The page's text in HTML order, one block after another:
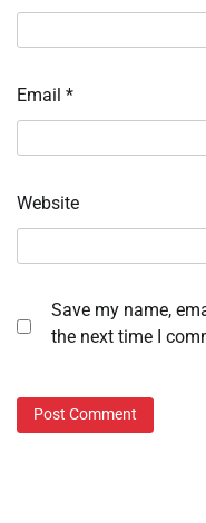
Email *
Website
Save my name,
the next time I